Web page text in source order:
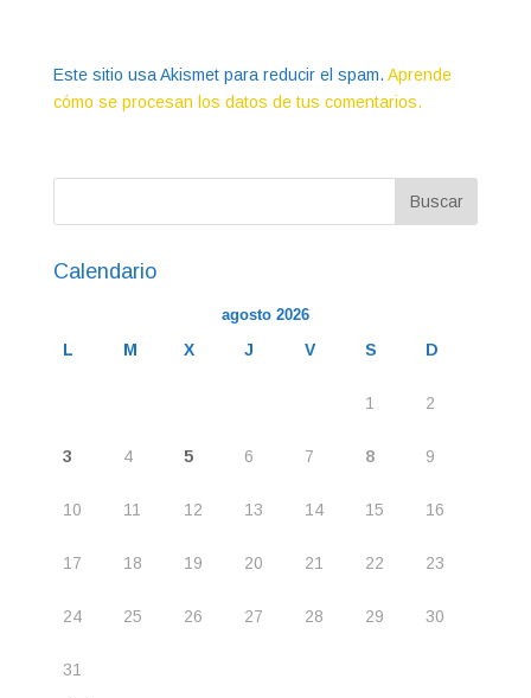
Este sitio usa Akismet para reducir el spam. Aprende
cómo se procesan los datos de tus comentarios.
Calendario
agosto 2026
L M X J V S D
1 2
3 4 5 6 7 8 9
10 11 12 13 14 15 16
17 18 19 20 21 22 23
24 25 26 27 28 29 30
31